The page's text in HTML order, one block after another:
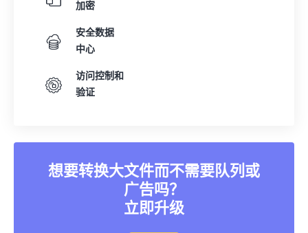
加密
安全数据
中心
访问控制和
验证
想要转换大文件而不需要队列或
广告吗？
立即升级